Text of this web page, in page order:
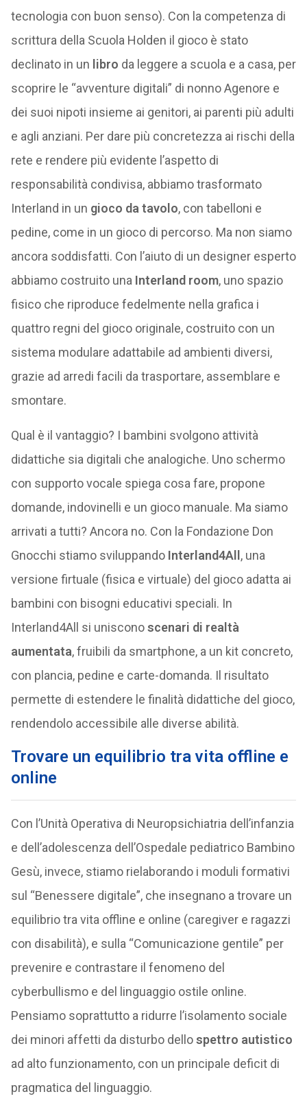
tecnologia con buon senso). Con la competenza di
scrittura della Scuola Holden il gioco è stato
declinato in un libro da leggere a scuola e a casa, per
scoprire le “avventure digitali” di nonno Agenore e
dei suoi nipoti insieme ai genitori, ai parenti più adulti
e agli anziani. Per dare più concretezza ai rischi della
rete e rendere più evidente l’aspetto di
responsabilità condivisa, abbiamo trasformato
Interland in un gioco da tavolo, con tabelloni e
pedine, come in un gioco di percorso. Ma non siamo
ancora soddisfatti. Con l’aiuto di un designer esperto
abbiamo costruito una Interland room, uno spazio
fisico che riproduce fedelmente nella grafica i
quattro regni del gioco originale, costruito con un
sistema modulare adattabile ad ambienti diversi,
grazie ad arredi facili da trasportare, assemblare e
smontare.
Qual è il vantaggio? I bambini svolgono attività
didattiche sia digitali che analogiche. Uno schermo
con supporto vocale spiega cosa fare, propone
domande, indovinelli e un gioco manuale. Ma siamo
arrivati a tutti? Ancora no. Con la Fondazione Don
Gnocchi stiamo sviluppando Interland4All, una
versione firtuale (fisica e virtuale) del gioco adatta ai
bambini con bisogni educativi speciali. In
Interland4All si unisconoscenari di realtà
aumentata, fruibili da smartphone, a un kit concreto,
con plancia, pedine e carte-domanda. Il risultato
permette di estendere le finalità didattiche del gioco,
rendendolo accessibile alle diverse abilità.
Trovare un equilibrio tra vita offline e
online
Con l’Unità Operativa di Neuropsichiatria dell’infanzia
e dell’adolescenza dell’Ospedale pediatrico Bambino
Gesù, invece, stiamo rielaborando i moduli formativi
sul “Benessere digitale”, che insegnano a trovare un
equilibrio tra vita offline e online (caregiver e ragazzi
con disabilità), e sulla “Comunicazione gentile” per
prevenire e contrastare il fenomeno del
cyberbullismo e del linguaggio ostile online.
Pensiamo soprattutto a ridurre l’isolamento sociale
dei minori affetti da disturbo dellospettro autistico
ad alto funzionamento, con un principale deficit di
pragmatica del linguaggio.